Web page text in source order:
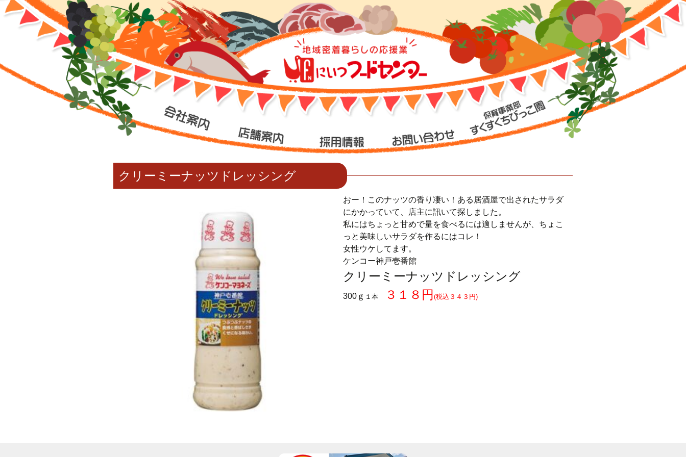
クリーミーナッツドレッシング
おー！このナッツの香り凄い！ある居酒屋で出されたサラダ
にかかっていて、店主に訊いて探しました。
私にはちょっと甘めで量を食べるには適しませんが、ちょこ
っと美味しいサラダを作るにはコレ！
女性ウケしてます。
ケンコー神戸壱番館
クリーミーナッツドレッシング
300ｇ １本 ３１８円 (税込３４３円)